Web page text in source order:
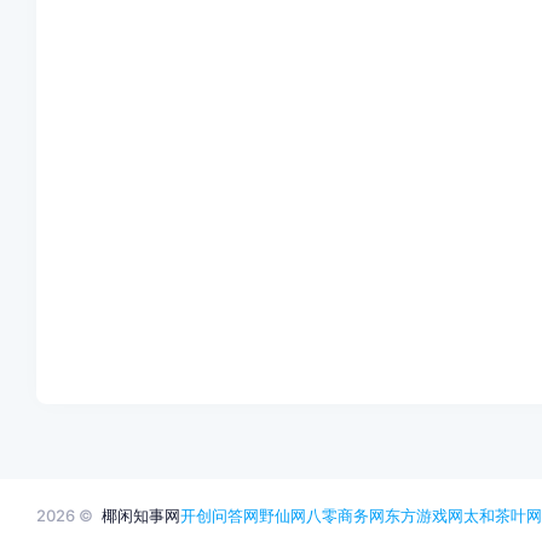
2026 © 椰闲知事网开创问答网野仙网八零商务网东方游戏网太和茶叶网